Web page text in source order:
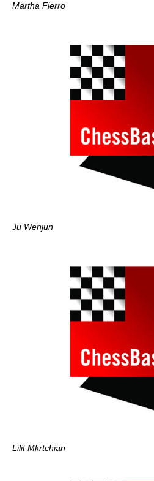
Martha Fierro
Ju Wenjun
Lilit Mkrtchian